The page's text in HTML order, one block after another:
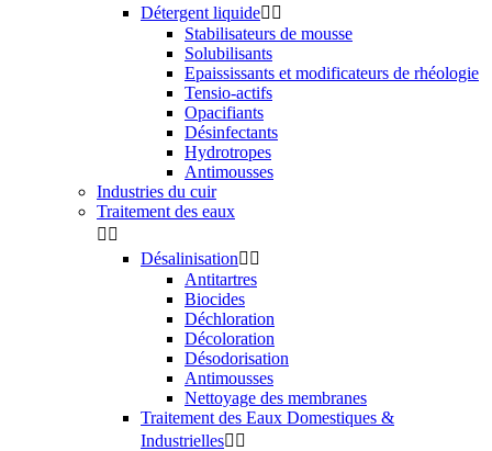
Détergent liquide 
Stabilisateurs de mousse
Solubilisants
Epaississants et modificateurs de rhéologie
Tensio-actifs
Opacifiants
Désinfectants
Hydrotropes
Antimousses
Industries du cuir
Traitement des eaux
 
Désalinisation 
Antitartres
Biocides
Déchloration
Décoloration
Désodorisation
Antimousses
Nettoyage des membranes
Traitement des Eaux Domestiques &
Industrielles 